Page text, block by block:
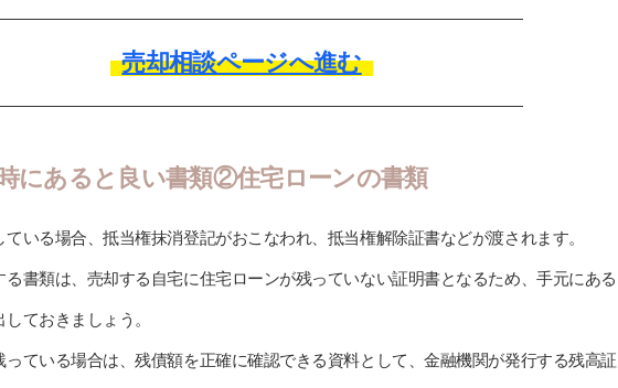
売却相談ページへ進む
にあると良い書類②住宅ローンの書類
いる場合、抵当権抹消登記がおこなわれ、抵当権解除証書などが渡されます。
書類は、売却する自宅に住宅ローンが残っていない証明書となるため、手元にある
ておきましょう。
っている場合は、残債額を正確に確認できる資料として、金融機関が発行する残高証